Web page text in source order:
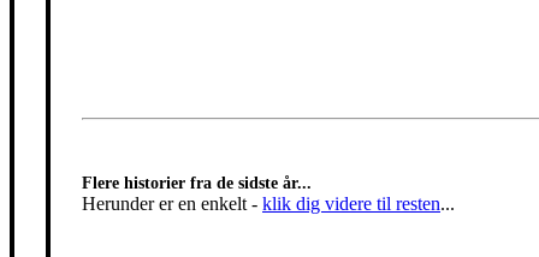
Flere historier fra de sidste år...
Herunder er en enkelt - klik dig videre til resten...